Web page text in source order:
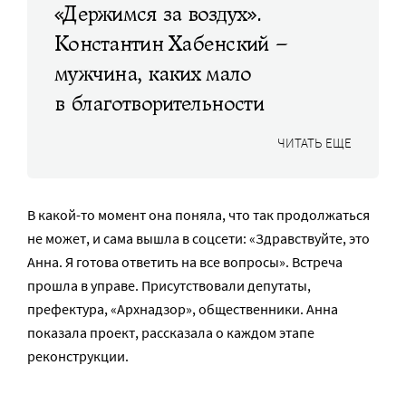
«Держимся за воздух».
Константин Хабенский –
мужчина, каких мало
в благотворительности
ЧИТАТЬ ЕЩЕ
В какой-то момент она поняла, что так продолжаться
не может, и сама вышла в соцсети: «Здравствуйте, это
Анна. Я готова ответить на все вопросы». Встреча
прошла в управе. Присутствовали депутаты,
префектура, «Архнадзор», общественники. Анна
показала проект, рассказала о каждом этапе
реконструкции.